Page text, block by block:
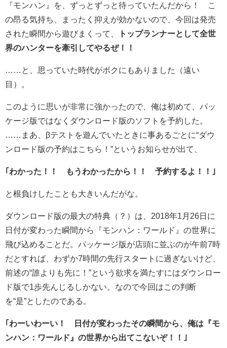
『モンハン』を、ずっとずっと待っていたんだから！ こ
の昂る気持ち、まったく抑えが効かないので、今回は発売
された瞬間から遊びまくって、
トップランナーとして全世
界のハンターを牽引してやるぜ！！
……と、思っていた時代がボクにもありました（遠い
目）。
このように思いが非常に強かったので、俺は初めて、パッ
ケージ版ではなくダウンロード版のソフトを予約した。
……まあ、βテストを遊んでいたときに事あるごとに“ダウ
ンロード版の予約はこちら！”というお知らせが出て、
｢わかった！！ もうわかったから！！ 予約するよ！！｣
と根負けしたことも大きいんだがな。
ダウンロード版の最大の特典（？）は、2018年1月26日に
日付が変わった瞬間から『モンハン：ワールド』の世界に
飛び込めることだ。パッケージ版が店頭に並ぶのが午前7時
だとすれば、わずか7時間の先行スタートに過ぎないけど、
前述の“誰よりも先に！”という欲求を満たすにはダウンロー
ド版で1歩先んじるしかない。なので今回はこの判断
を“是”としたのである。
｢わーいわーい！ 日付が変わったその瞬間から、俺は『モ
ンハン：ワールド』の世界から出てこないぞ！！｣